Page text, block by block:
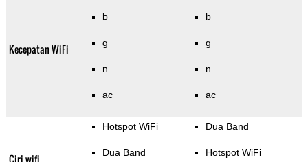
Kecepatan WiFi
b
g
n
ac
b
g
n
ac
Ciri wifi
Hotspot WiFi
Dua Band
Dua Band
Hotspot WiFi